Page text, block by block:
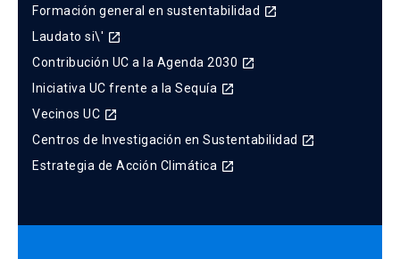
Formación general en sustentabilidad launch
Laudato si\' launch
Contribución UC a la Agenda 2030 launch
Iniciativa UC frente a la Sequía launch
Vecinos UC launch
Centros de Investigación en Sustentabilidad launch
Estrategia de Acción Climática launch